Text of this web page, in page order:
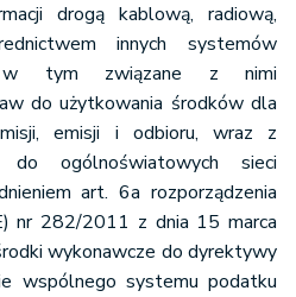
drogą kablową, radiową,
innych systemów
w tym związane z nimi
do użytkowania środków dla
emisji i odbioru, wraz z
do ogólnoświatowych sieci
art. 6a rozporządzenia
nr 282/2011 z dnia 15 marca
wykonawcze do dyrektywy
wspólnego systemu podatku